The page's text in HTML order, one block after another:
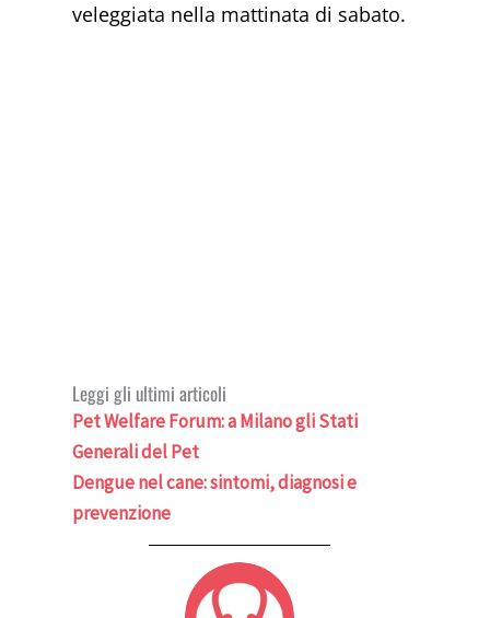
veleggiata nella mattinata di sabato.
Leggi gli ultimi articoli
Pet Welfare Forum: a Milano gli Stati
Generali del Pet
Dengue nel cane: sintomi, diagnosi e
prevenzione